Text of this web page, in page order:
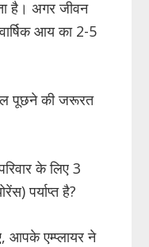
है। अगर जीवन
आय का 2-5
पूछने की जरूरत
के लिए 3
पर्याप्त है?
आपके एम्प्लायर ने